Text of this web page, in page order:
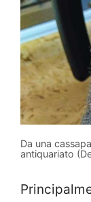
Da una
antiquariato